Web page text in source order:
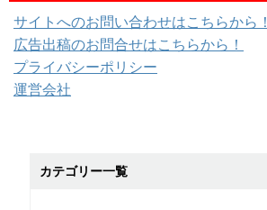
サイトへのお問い合わせはこちらから！
広告出稿のお問合せはこちらから！
プライバシーポリシー
運営会社
カテゴリー一覧